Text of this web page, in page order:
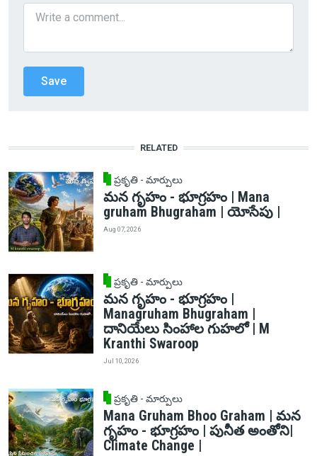
RELATED
ప్రకృతి - మార్పులు
మన గృహం - భూగ్రహం | Mana
gruham Bhugraham | యోసేపు |
Aug 07, 2026
ప్రకృతి - మార్పులు
మన గృహం - భూగ్రహం |
Managruham Bhugraham |
దానియేలు సింహాల గుహలో | M
Kranthi Swaroop
Jul 10, 2026
ప్రకృతి - మార్పులు
Mana Gruham Bhoo Graham | మన
గృహం - భూగ్రహం | పునీత అంతోని|
Climate Change |